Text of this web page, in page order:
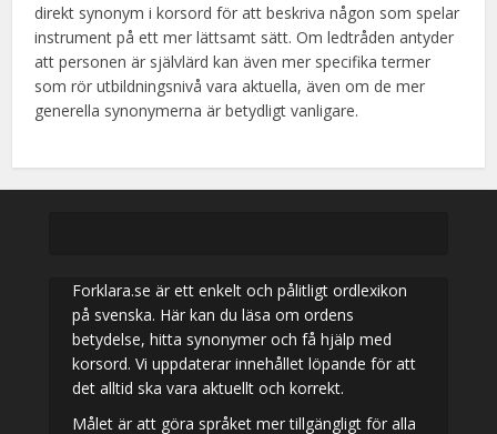
direkt synonym i korsord för att beskriva någon som spelar
instrument på ett mer lättsamt sätt. Om ledtråden antyder
att personen är självlärd kan även mer specifika termer
som rör utbildningsnivå vara aktuella, även om de mer
generella synonymerna är betydligt vanligare.
Forklara.se är ett enkelt och pålitligt ordlexikon
på svenska. Här kan du läsa om ordens
betydelse, hitta synonymer och få hjälp med
korsord. Vi uppdaterar innehållet löpande för att
det alltid ska vara aktuellt och korrekt.
Målet är att göra språket mer tillgängligt för alla